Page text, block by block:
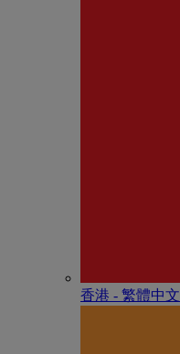
香港 - 繁體中文